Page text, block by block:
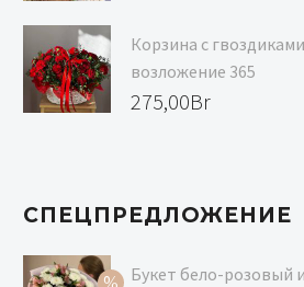
составляла
139,00Br.
цена:
129,00Br.
Корзина с
возложение 365
275,00Br
СПЕЦПРЕДЛОЖЕНИЕ
Букет бело-розовый